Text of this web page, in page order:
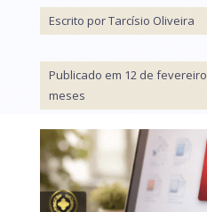
Escrito por Tarcísio Oliveira
Publicado em 12 de
meses